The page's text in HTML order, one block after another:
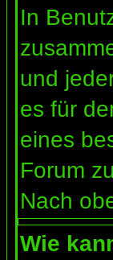
In
und
es für
eines
Forum
Nach
Wie